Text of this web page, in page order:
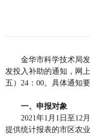
金华市科学技术局
发投入补助的通知，网
五） 24 ：00。具体通知
一、申报对象
2021年1 月 1 日至12
提供统计报表的市区农